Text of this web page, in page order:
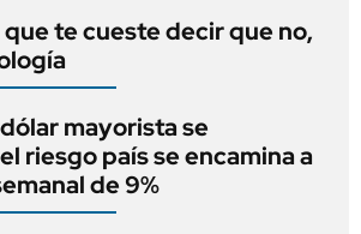
te cueste decir que no,
mayorista se
riesgo país se encamina a
de 9%